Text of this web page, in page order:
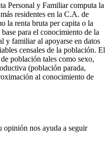
Personal y Familiar computa la
residentes en la C.A. de
la renta bruta per capita o la
para el conocimiento de la
y familiar al apoyarse en datos
censales de la población. El
población tales como sexo,
(población parada,
al conocimiento de
opinión nos ayuda a seguir